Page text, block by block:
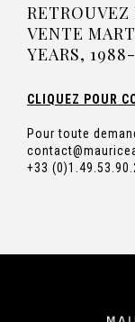
VENTE
YEARS,
CLIQUEZ POUR
Pour toute
+33